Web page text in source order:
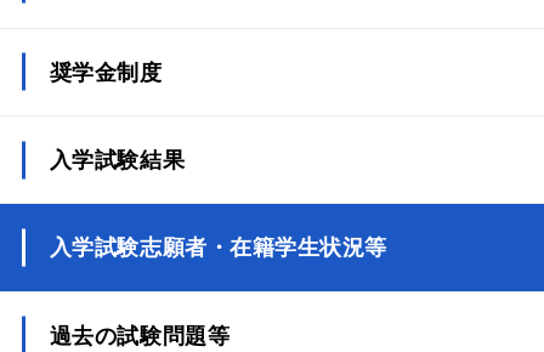
奨学金制度
入学試験結果
入学試験志願者・在籍学生状況等
過去の試験問題等